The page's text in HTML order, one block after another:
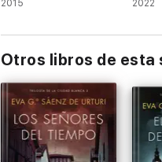
2015 2022
Otros libros de esta